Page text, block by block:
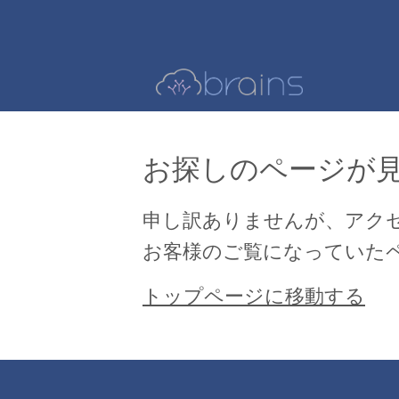
お探しのページが
申し訳ありませんが、アク
お客様のご覧になっていた
トップページに移動する